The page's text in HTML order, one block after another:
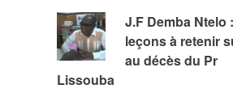
J.F Demba Ntelo
leçons à retenir
au décès du Pr
Lissouba